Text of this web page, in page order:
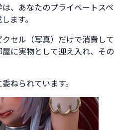
、あなたのプライベートスペ
ます。
セル（写真）だけで消費して
に実物として迎え入れ、その
ねられています。